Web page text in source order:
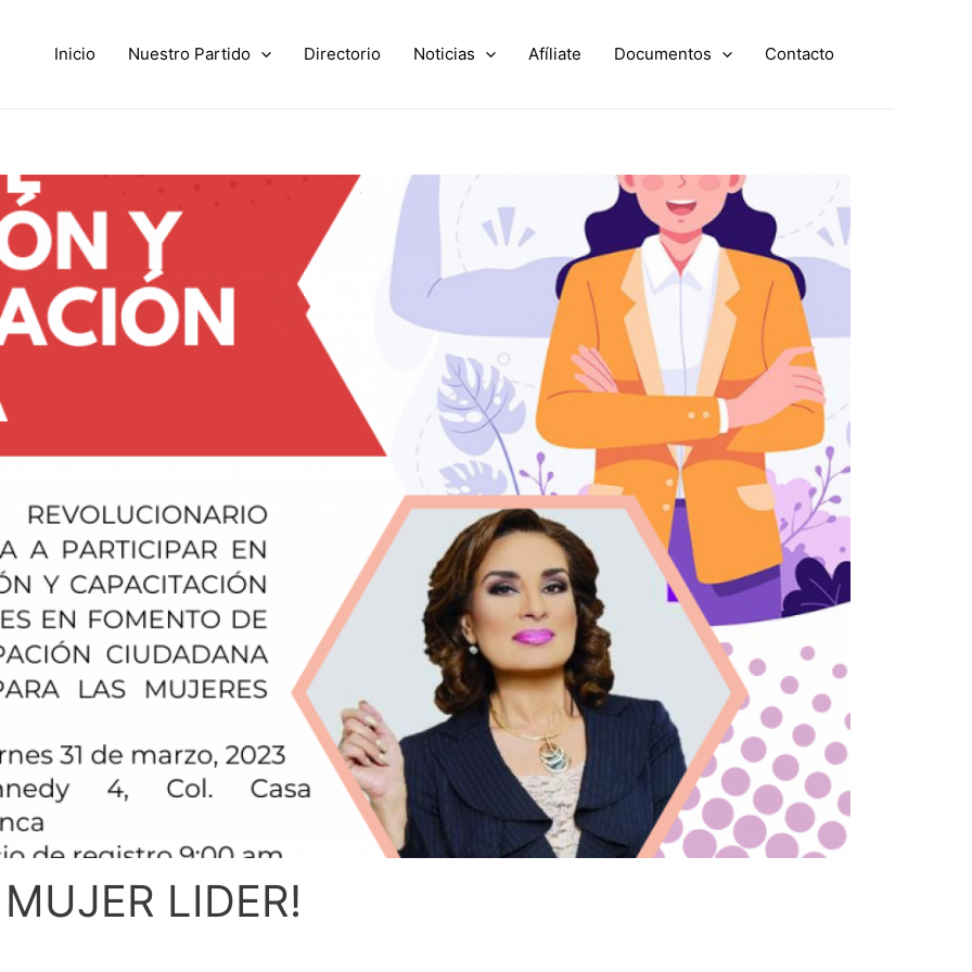
Inicio Nuestro Partido Directorio Noticias Afíliate Documentos Contacto
LIDER!